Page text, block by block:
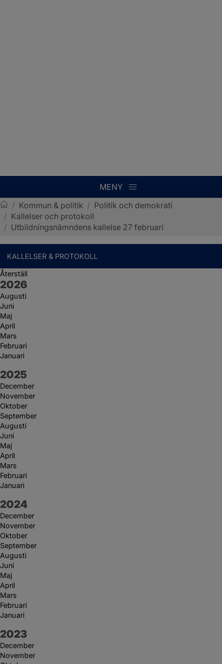
MENY
Sotenäs kommun
/ Kommun & politik / Politik och demokrati
/ Kallelser och protokoll
/ Utbildningsnämndens kallelse 27 februari
KALLELSER & PROTOKOLL
Återställ
År:
2026
Augusti
Juni
Maj
April
Mars
Februari
Januari
År:
2025
December
November
Oktober
September
Augusti
Juni
Maj
April
Mars
Februari
Januari
År:
2024
December
November
Oktober
September
Augusti
Juni
Maj
April
Mars
Februari
Januari
År:
2023
December
November